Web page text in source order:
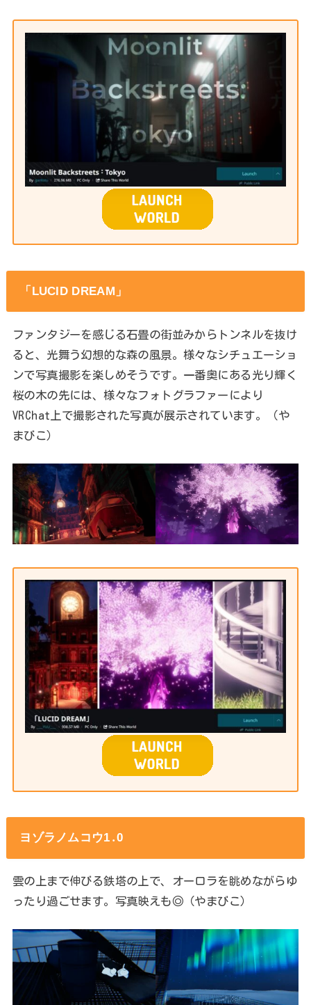
「LUCID DREAM」
ファンタジーを感じる石畳の街並みからトンネルを抜け
ると、光舞う幻想的な森の風景。様々なシチュエーショ
ンで写真撮影を楽しめそうです。一番奥にある光り輝く
桜の木の先には、様々なフォトグラファーにより
VRChat上で撮影された写真が展示されています。（や
まびこ）
ヨゾラノムコウ1․0
雲の上まで伸びる鉄塔の上で、オーロラを眺めながらゆ
ったり過ごせます。写真映えも◎（やまびこ）